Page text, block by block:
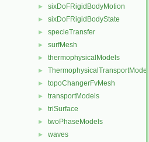
► sixDoFRigidBodyMotion
► sixDoFRigidBodyState
► specieTransfer
► surfMesh
► thermophysicalModels
► ThermophysicalTransportModels
► topoChangerFvMesh
► transportModels
► triSurface
► twoPhaseModels
► waves